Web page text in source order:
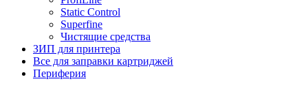
Static Control
Superfine
Чистящие средства
ЗИП для принтера
Все для заправки картриджей
Периферия